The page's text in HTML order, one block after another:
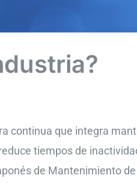
continua que integra
tiempos de
de Mantenimiento